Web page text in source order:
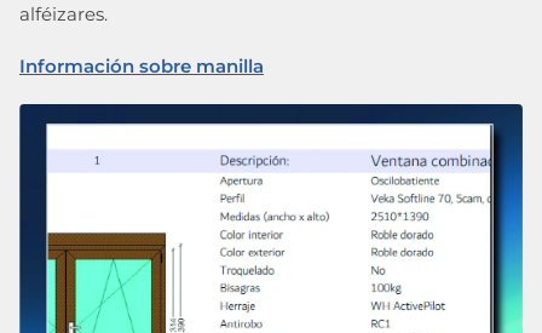
alféizares.
Información sobre manilla